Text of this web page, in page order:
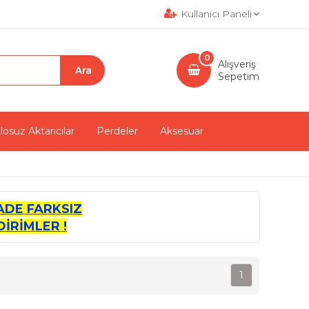
Kullanıcı Paneli
Alışveriş
Sepetim
0
Aktarıcılar Perdeler Aksesuar
FARKSIZ
!
1